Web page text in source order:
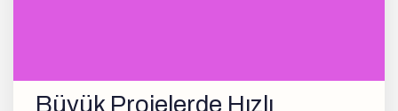
Büyük Projelerde Hızlı